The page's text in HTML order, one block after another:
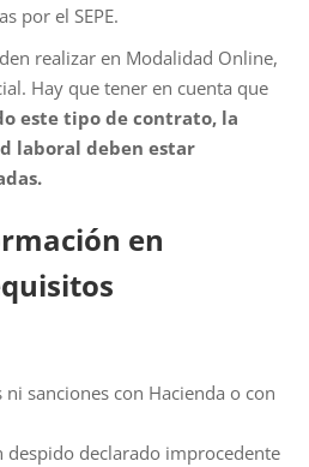
por el SEPE.
realizar en Modalidad Online,
Hay que tener en cuenta que
este tipo de contrato, la
laboral deben estar
en
sanciones con Hacienda o con
despido declarado improcedente